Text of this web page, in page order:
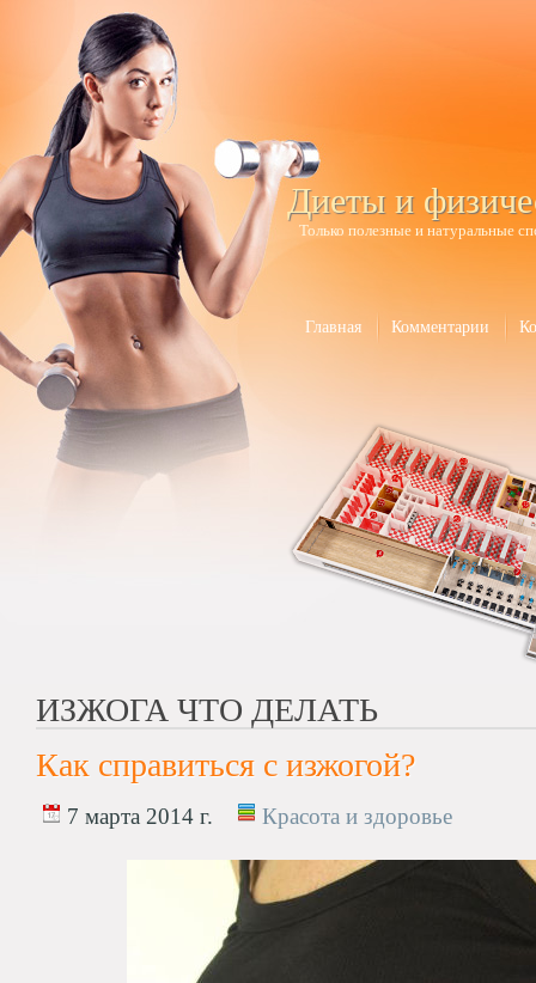
Диеты и
Только полезные и натуральные
Главная Комментарии
ИЗЖОГА ЧТО ДЕЛАТЬ
Как справиться с изжогой?
7 марта 2014 г. Красота и здоровье